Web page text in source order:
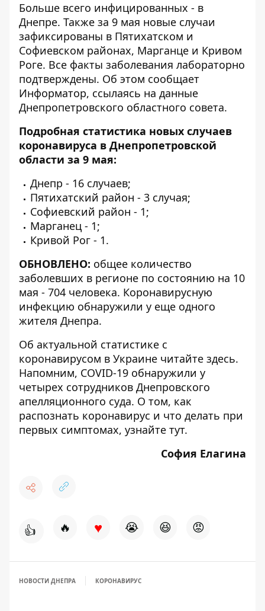
Больше всего инфицированных - в
Днепре. Также за 9 мая новые случаи
зафиксированы в Пятихатском и
Софиевском районах, Марганце и Кривом
Роге. Все факты заболевания лабораторно
подтверждены. Об этом сообщает
Информатор, ссылаясь на данные
Днепропетровского областного совета.
Подробная статистика новых случаев
коронавируса в Днепропетровской
области за 9 мая:
Днепр - 16 случаев;
Пятихатский район - 3 случая;
Софиевский район - 1;
Марганец - 1;
Кривой Рог - 1.
ОБНОВЛЕНО: общее количество
заболевших в регионе по состоянию на 10
мая - 704 человека. Коронавирусную
инфекцию обнаружили у еще одного
жителя Днепра.
Об актуальной статистике с
коронавирусом в Украине читайте здесь.
Напомним, COVID-19 обнаружили у
четырех сотрудников Днепровского
апелляционного суда. О том, как
распознать коронавирус и что делать при
первых симптомах, узнайте тут.
София Елагина
👍 🔥 ♥ 😭 😆 😡
НОВОСТИ ДНЕПРА КОРОНАВИРУС